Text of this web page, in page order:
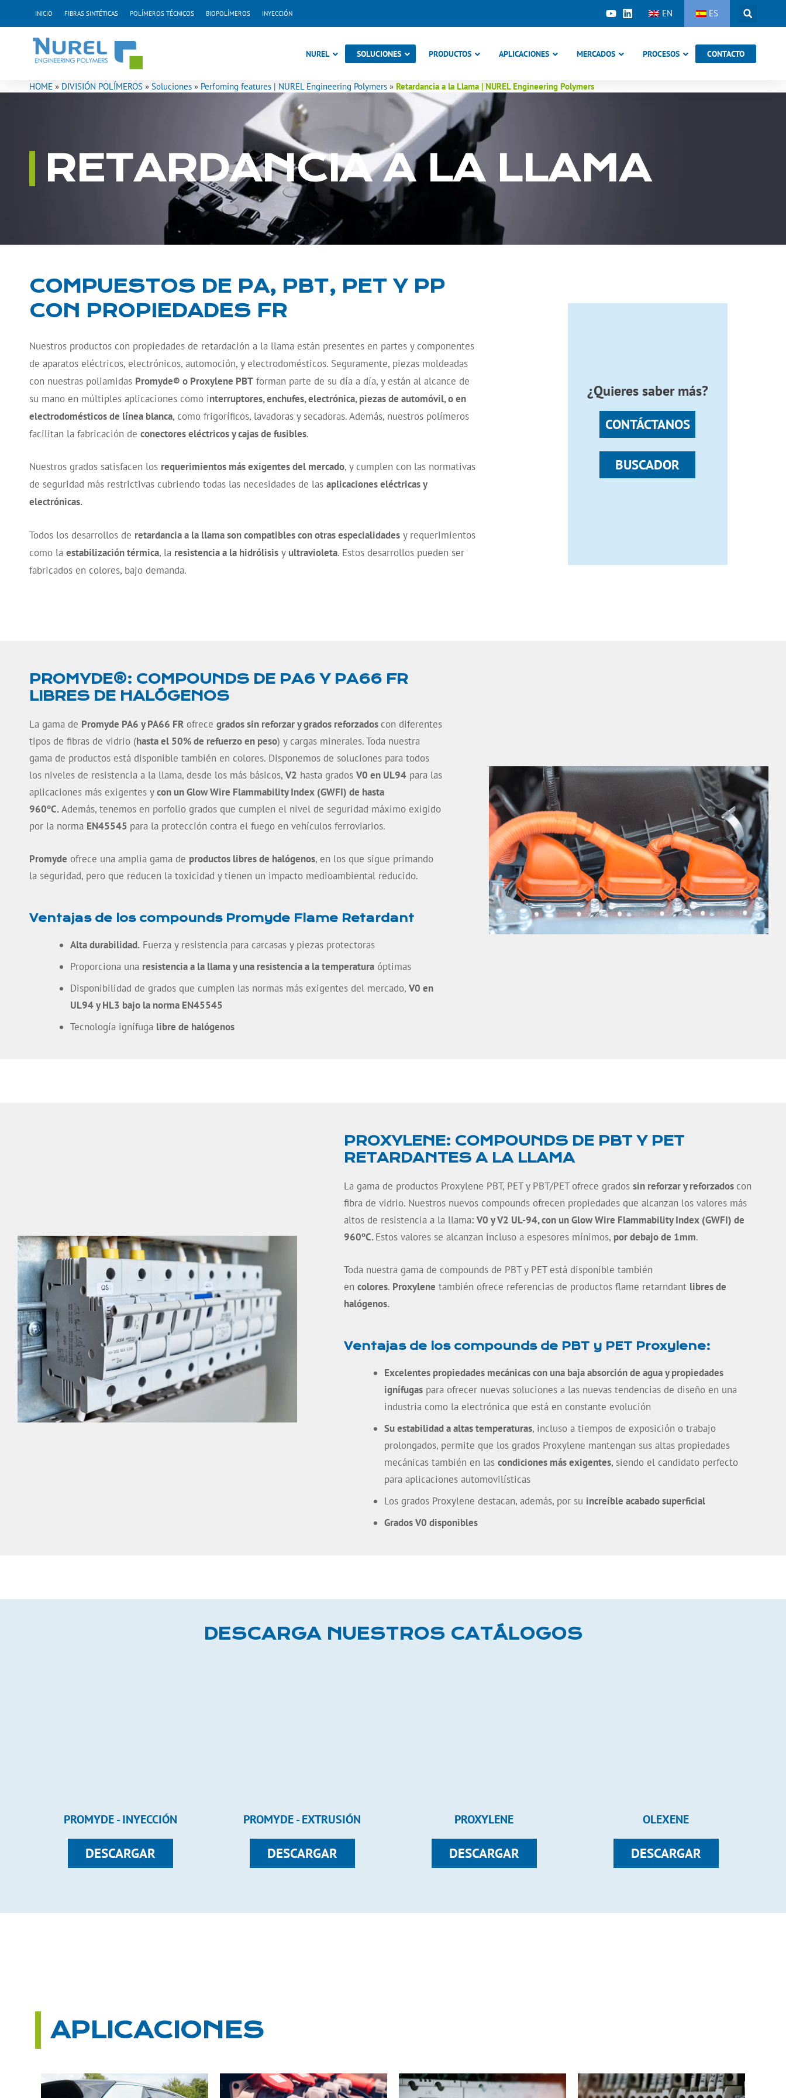
contenido
INICIO FIBRAS SINTÉTICAS POLÍMEROS TÉCNICOS BIOPOLÍMEROS INYECCIÓN EN ES
NUREL SOLUCIONES PRODUCTOS APLICACIONES MERCADOS PROCESOS CONTACTO
HOME » DIVISIÓN POLÍMEROS » Soluciones » Perfoming features | NUREL Engineering Polymers » Retardancia a la Llama | NUREL Engineering Polymers
RETARDANCIA A LA LLAMA
COMPUESTOS DE PA, PBT, PET Y PP
CON PROPIEDADES FR
Nuestros productos con propiedades de retardación a la llama están presentes en partes y componentes
de aparatos eléctricos, electrónicos, automoción, y electrodomésticos. Seguramente, piezas moldeadas
con nuestras poliamidas Promyde® o Proxylene PBT forman parte de su día a día, y están al alcance de
su mano en múltiples aplicaciones como interruptores, enchufes, electrónica, piezas de automóvil, o en
electrodomésticos de línea blanca, como frigoríficos, lavadoras y secadoras. Además, nuestros polímeros
facilitan la fabricación de conectores eléctricos y cajas de fusibles.
Nuestros grados satisfacen los requerimientos más exigentes del mercado, y cumplen con las normativas
de seguridad más restrictivas cubriendo todas las necesidades de las aplicaciones eléctricas y
electrónicas.
Todos los desarrollos de retardancia a la llama son compatibles con otras especialidades y requerimientos
como la estabilización térmica, la resistencia a la hidrólisis y ultravioleta. Estos desarrollos pueden ser
fabricados en colores, bajo demanda.
¿Quieres saber más?
CONTÁCTANOS
BUSCADOR
PROMYDE®: COMPOUNDS DE PA6 Y PA66 FR
LIBRES DE HALÓGENOS
La gama de Promyde PA6 y PA66 FR ofrece grados sin reforzar y grados reforzados con diferentes
tipos de fibras de vidrio (hasta el 50% de refuerzo en peso) y cargas minerales. Toda nuestra
gama de productos está disponible también en colores. Disponemos de soluciones para todos
los niveles de resistencia a la llama, desde los más básicos, V2 hasta grados V0 en UL94 para las
aplicaciones más exigentes ycon un Glow Wire Flammability Index (GWFI) de hasta
960ºC.Además, tenemos en porfolio grados que cumplen el nivel de seguridad máximo exigido
por la norma EN45545 para la protección contra el fuego en vehículos ferroviarios.
Promyde ofrece una amplia gama de productos libres de halógenos, en los que sigue primando
la seguridad, pero que reducen la toxicidad y tienen un impacto medioambiental reducido.
Ventajas de los compounds Promyde Flame Retardant
Alta durabilidad.Fuerza y resistencia para carcasas y piezas protectoras
Proporciona una resistencia a la llama y una resistencia a la temperaturaóptimas
Disponibilidad de grados que cumplen las normas más exigentes del mercado, V0 en
UL94 y HL3 bajo la norma EN45545
Tecnología ignífuga libre de halógenos
PROXYLENE: COMPOUNDS DE PBT Y PET
RETARDANTES A LA LLAMA
La gama de productos Proxylene PBT, PET y PBT/PET ofrece grados sin reforzar y reforzados con
fibra de vidrio. Nuestros nuevos compounds ofrecen propiedades que alcanzan los valores más
altos de resistencia a la llama: V0 y V2 UL-94, con un Glow Wire Flammability Index (GWFI) de
960ºC.Estos valores se alcanzan incluso a espesores mínimos, por debajo de 1mm.
Toda nuestra gama de compounds de PBT y PET está disponible también
en colores. Proxylene también ofrece referencias de productos flame retarndant libres de
halógenos.
Ventajas de los compounds de PBT y PET Proxylene:
Excelentes propiedades mecánicas con una baja absorción de agua y propiedades
ignífugas para ofrecer nuevas soluciones a las nuevas tendencias de diseño en una
industria como la electrónica que está en constante evolución
Su estabilidad a altas temperaturas, incluso a tiempos de exposición o trabajo
prolongados, permite que los grados Proxylene mantengan sus altas propiedades
mecánicas también en lascondiciones más exigentes, siendo el candidato perfecto
para aplicaciones automovilísticas
Los grados Proxylene destacan, además, por su increíble acabado superficial
Grados V0 disponibles
DESCARGA NUESTROS CATÁLOGOS
PROMYDE - INYECCIÓN
DESCARGAR
PROMYDE - EXTRUSIÓN
DESCARGAR
PROXYLENE
DESCARGAR
OLEXENE
DESCARGAR
APLICACIONES